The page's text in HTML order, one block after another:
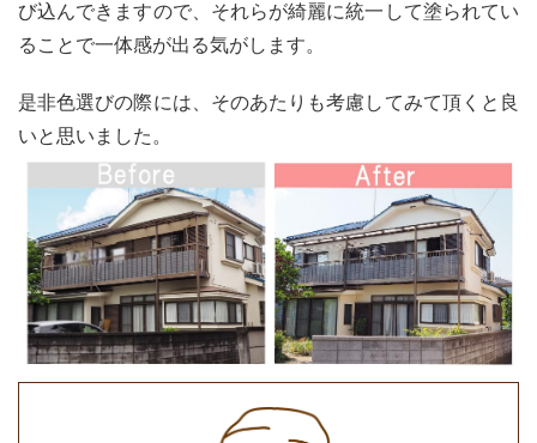
び込んできますので、それらが綺麗に統一して塗られてい
ることで一体感が出る気がします。
是非色選びの際には、そのあたりも考慮してみて頂くと良
いと思いました。